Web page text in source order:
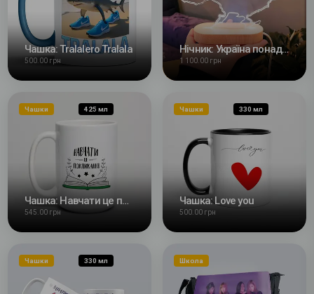
Чашка: Tralalero Tralala
500.00 грн
Нічник: Україна понад усе
1 100.00 грн
Чашки 425 мл
Чашка: Навчати це покликання
545.00 грн
Чашки 330 мл
Чашка: Love you
500.00 грн
Чашки 330 мл Школа